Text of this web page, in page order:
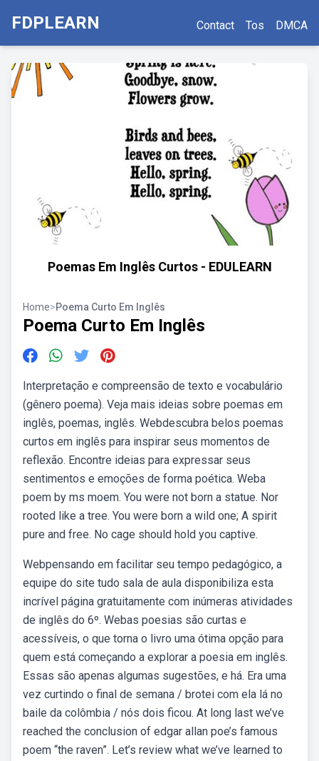
FDPLEARN Contact Tos DMCA
Poemas Em Inglês Curtos - EDULEARN
Home>Poema Curto Em Inglês
Poema Curto Em Inglês
Interpretação e compreensão de texto e vocabulário
(gênero poema). Veja mais ideias sobre poemas em
inglês, poemas, inglês. Webdescubra belos poemas
curtos em inglês para inspirar seus momentos de
reflexão. Encontre ideias para expressar seus
sentimentos e emoções de forma poética. Weba
poem by ms moem. You were not born a statue. Nor
rooted like a tree. You were born a wild one; A spirit
pure and free. No cage should hold you captive.
Webpensando em facilitar seu tempo pedagógico, a
equipe do site tudo sala de aula disponibiliza esta
incrível página gratuitamente com inúmeras atividades
de inglês do 6º. Webas poesias são curtas e
acessíveis, o que torna o livro uma ótima opção para
quem está começando a explorar a poesia em inglês.
Essas são apenas algumas sugestões, e há. Era uma
vez curtindo o final de semana / brotei com ela lá no
baile da colômbia / nós dois ficou. At long last we’ve
reached the conclusion of edgar allan poe’s famous
poem “the raven”. Let’s review what we’ve learned to